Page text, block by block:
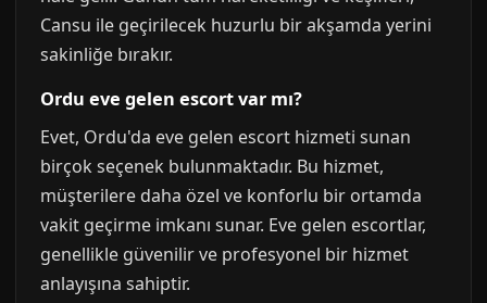
Cansu ile geçirilecek huzurlu bir akşamda yerini
sakinliğe bırakır.
Ordu eve gelen escort var mı?
Evet, Ordu'da eve gelen escort hizmeti sunan
birçok seçenek bulunmaktadır. Bu hizmet,
müşterilere daha özel ve konforlu bir ortamda
vakit geçirme imkanı sunar. Eve gelen escortlar,
genellikle güvenilir ve profesyonel bir hizmet
anlayışına sahiptir.